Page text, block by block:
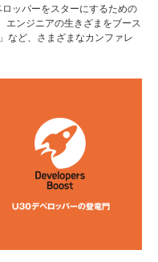
ッパーをスターにするための
ンジニアの生きざまをブース
など、さまざまなカンファレ